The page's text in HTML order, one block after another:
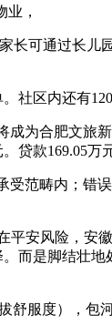
，
可通过长儿
区内还有
为合肥文旅
贷款169.05万
范畴内；错
安风险，安
而是脚结壮地
服度），包